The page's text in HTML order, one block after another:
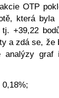
OTP
která
tj. +39,22
a zdá se,
analýzy
0,18%;